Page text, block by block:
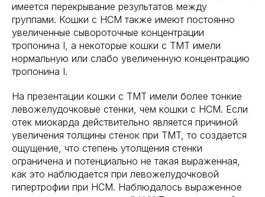
имеется перекрывание результатов между
группами. Кошки с HCM также имеют постоянно
увеличенные сывороточные концентрации
тропонина I, а некоторые кошки с TMT имели
нормальную или слабо увеличенную концентрацию
тропонина I.
На презентации кошки с TMT имели более тонкие
левожелудочковые стенки, чем кошки с HCM. Если
отек миокарда действительно является причиной
увеличения толщины стенок при TMT, то создается
ощущение, что степень утолщения стенки
ограничена и потенциально не такая выраженная,
как это наблюдается при левожелудочковой
гипертрофии при HCM. Наблюдалось выраженное